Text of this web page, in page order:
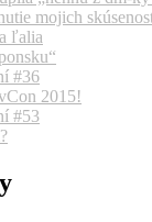
mojich
ľalia
#36
2015!
#53